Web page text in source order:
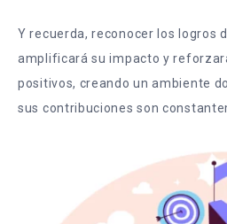
Y recuerda, reconocer los logros
amplificará su impacto y
positivos, creando un ambiente
sus contribuciones son